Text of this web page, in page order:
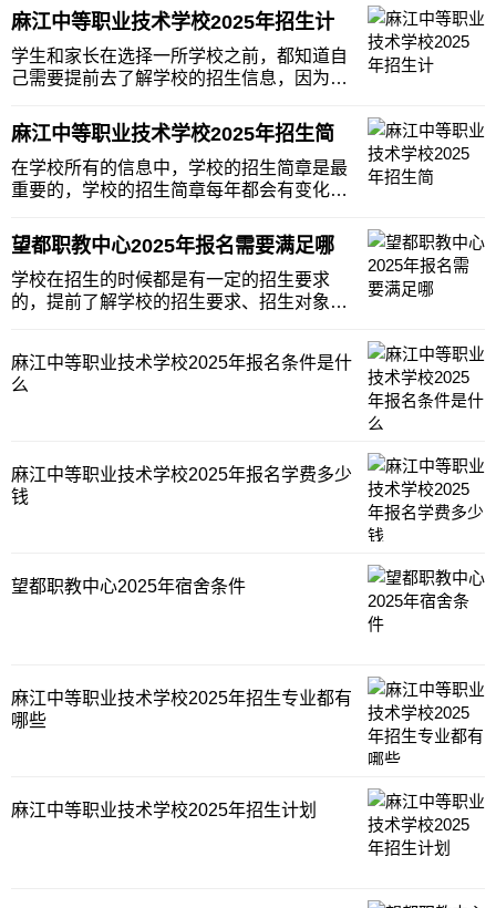
是有你喜欢的专业，大家再继续了解学校信
息，接下来小编为大家整理了麻江中等职业
技术学校的专业情况，同学们可以作为参
考。麻江中等职业
麻江中等职业技术学校2025年招生计
学生和家长在选择一所学校之前，都知道自
己需要提前去了解学校的招生信息，因为学
况，也是需要根据这些情况去判断一所学校
就读，这也就是说学生还可以去了解麻江中
等职业技术学校的招生计划等信息。麻江中
等职业技术学
麻江中等职业技术学校2025年招生简
在学校所有的信息中，学校的招生简章是最
重要的，学校的招生简章每年都会有变化，
招生简章，了解学校今年的招生信息，下面
小编为大家整理了麻江中等职业技术学校的
招生简章情况，同学们可以作为参考，希望
可以帮助到大
望都职教中心2025年报名需要满足哪
学校在招生的时候都是有一定的招生要求
的，提前了解学校的招生要求、招生对象、
要求，做好选择，以免到校的时候发现自己
不符合要求，下面小编整理了望都职教中心
麻江中等职业技术学校2025年报名条件是什
么
麻江中等职业技术学校2025年报名学费多少
钱
望都职教中心2025年宿舍条件
麻江中等职业技术学校2025年招生专业都有
哪些
麻江中等职业技术学校2025年招生计划